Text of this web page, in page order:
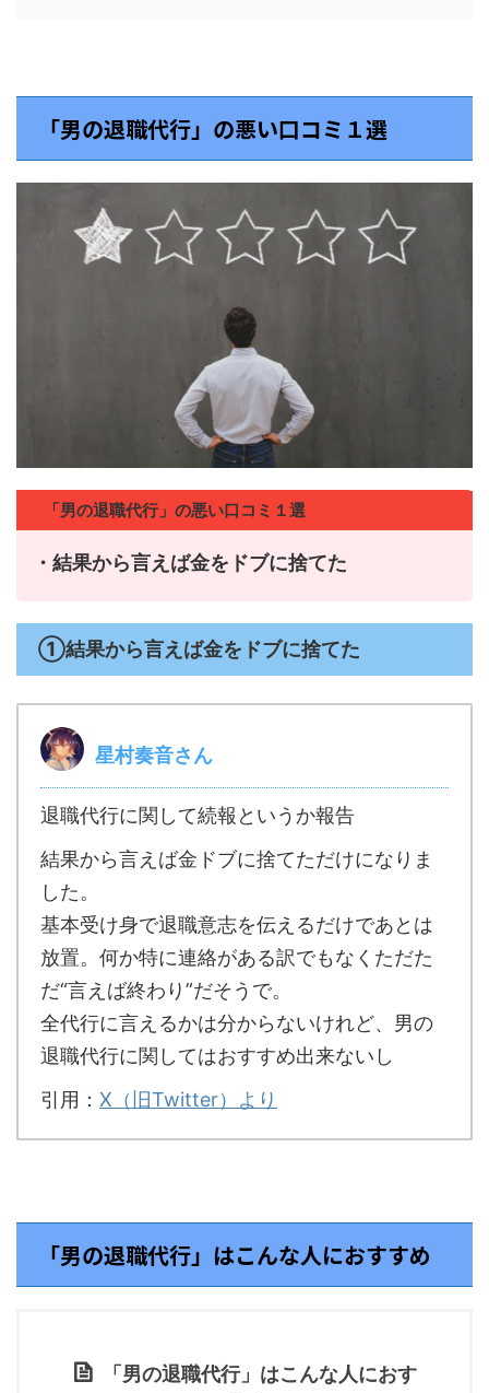
「男の退職代行」の悪い口コミ１選
「男の退職代行」の悪い口コミ１選
・結果から言えば金をドブに捨てた
①結果から言えば金をドブに捨てた
星村奏音さん
退職代行に関して続報というか報告
結果から言えば金ドブに捨てただけになりま
した。
基本受け身で退職意志を伝えるだけであとは
放置。何か特に連絡がある訳でもなくただた
だ“言えば終わり”だそうで。
全代行に言えるかは分からないけれど、男の
退職代行に関してはおすすめ出来ないし
引用： X（旧Twitter）より
「男の退職代行」はこんな人におすすめ
「男の退職代行」はこんな人におす